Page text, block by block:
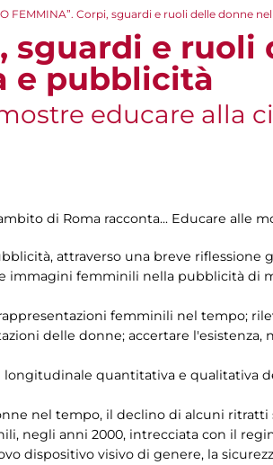
FEMMINA”. Corpi, sguardi e ruoli delle donne
sguardi e
e pubblicità
educare alla
di Roma racconta... Educare alle
attraverso una breve riflessione
immagini femminili nella pubblicità di
femminili nel tempo;
delle donne; accertare
quantitativa e qualitativa
nel tempo, il declino di alcuni
negli anni 2000, intrecciata con il
dispositivo visivo di genere, la